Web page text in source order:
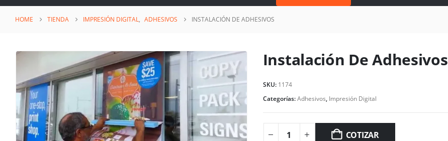
HOME TIENDA IMPRESIÓN DIGITAL, ADHESIVOS INSTALACIÓN DE ADHESIVOS
Instalación De Adhesivos
SKU: 1174
Categorías:Adhesivos, Impresión Digital
COTIZAR